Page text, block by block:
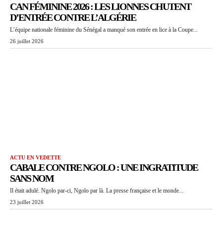
CAN FÉMININE 2026 : LES LIONNES CHUTENT
D’ENTRÉE CONTRE L’ALGÉRIE
L’équipe nationale féminine du Sénégal a manqué son entrée en lice à la Coupe...
26 juillet 2026
ACTU EN VEDETTE
CABALE CONTRE NGOLO : UNE INGRATITUDE
SANS NOM
Il était adulé. Ngolo par-ci, Ngolo par là. La presse française et le monde...
23 juillet 2026